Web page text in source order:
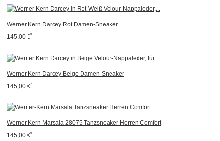
Werner Kern Darcey Rot Damen-Sneaker
145,00 €*
Werner Kern Darcey Beige Damen-Sneaker
145,00 €*
Werner Kern Marsala 28075 Tanzsneaker Herren Comfort
145,00 €*